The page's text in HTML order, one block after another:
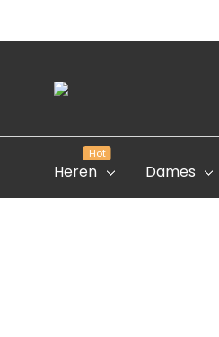
Heren
Hot
Dames